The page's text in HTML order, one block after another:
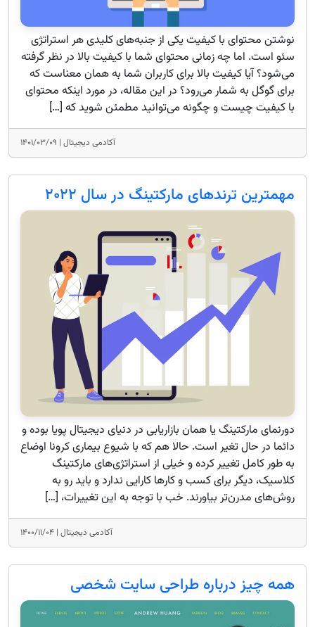
نوشتن محتوای با کیفیت یکی از جنبه‌های کلیدی هر استراتژی
سئو است. اما چه زمانی محتوای شما با کیفیت بالا در نظر گرفته
می‌شود؟ آیا کیفیت بالا برای کاربران شما به همان معناست که
برای گوگل به شمار می‌رود؟ در این مقاله، در مورد اینکه محتوای
با کیفیت چیست و چگونه می‌توانید مطمئن شوید که […]
آکادمی دیجیتال | ۱۴۰۱/۰۳/۰۹
مهمترین ترندهای مارکتینگ در سال ۲۰۲۲
دورنمای مارکتینگ یا همان بازاریابی در دنیای دیجیتال پویا بوده و
دائما در حال تغیر است. حالا هم که با شیوع بیماری کرونا اوضاع
به طور کامل تغییر کرده و خیلی از استراتژی‌های مارکتینگ
کلاسیک، دیگر برای کسب و کارها کارایی ندارد و باید رو به
روش‌های مدرن‌تر بیاورند. خب با توجه به این تغییرات، […]
آکادمی دیجیتال | ۱۴۰۰/۱۱/۰۴
همه چیز درباره طراحی سایت شخصی